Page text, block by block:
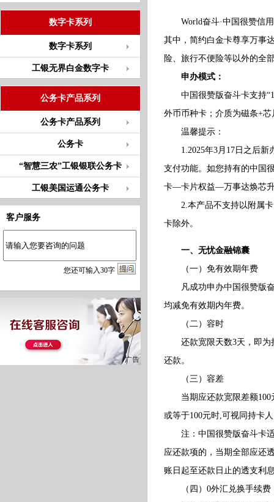
数字卡系列
数字卡系列
工银无界白金数字卡
公务卡产品系列
公务卡产品系列
公务卡
“智慧三农”工银银联公务卡
工银美国运通公务卡
客户服务
您还可输入30字
World奋斗·中国很赞信用
其中，简约白金卡尊享万事
险、旅行不便险等以外的全
申办模式：
中国很赞版奋斗卡支持
外币币种卡；介质为磁条+
温馨提示：
1.2025年3月17日之后新
支付功能。如您持有的中国
卡—卡片权益—万事达焕芯
2.本产品不支持以附属卡
卡除外。
一、无忧金融锦囊
（一）免有效期年费
凡成功申办中国很赞版奋
均减免有效期内年费。
（二）容时
还款宽限天数3天，即为持
还款。
（三）容差
当期应还款宽限差额100
或等于100元时,可视同持卡
注：中国很赞版奋斗卡适
应还款项的，当期全部应还
账日起至还款日止的透支利
（四）0外汇兑换手续费